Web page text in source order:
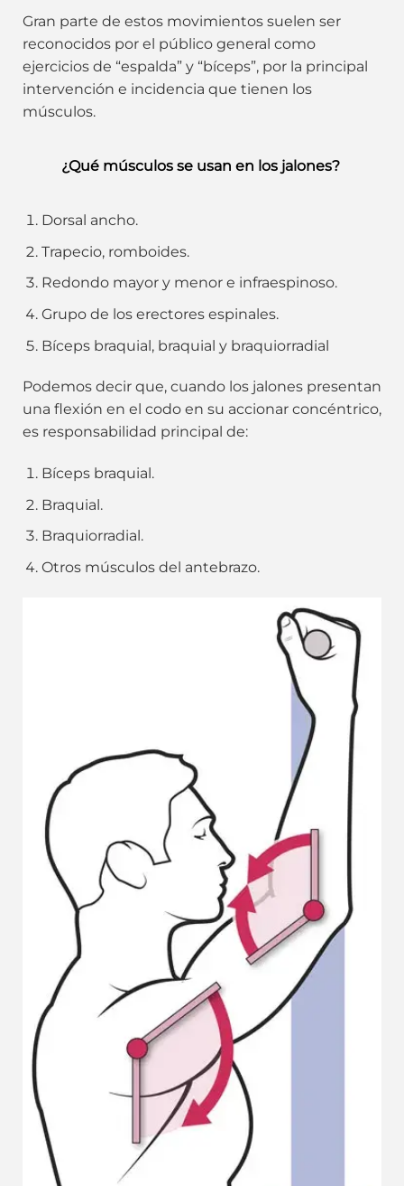
Gran parte de estos movimientos suelen ser
reconocidos por el público general como
ejercicios de “espalda” y “bíceps”, por la principal
intervención e incidencia que tienen los
músculos.
¿Qué músculos se usan en los jalones?
Dorsal ancho.
Trapecio, romboides.
Redondo mayor y menor e infraespinoso.
Grupo de los erectores espinales.
Bíceps braquial, braquial y braquiorradial
Podemos decir que, cuando los jalones presentan
una flexión en el codo en su accionar concéntrico,
es responsabilidad principal de:
Bíceps braquial.
Braquial.
Braquiorradial.
Otros músculos del antebrazo.